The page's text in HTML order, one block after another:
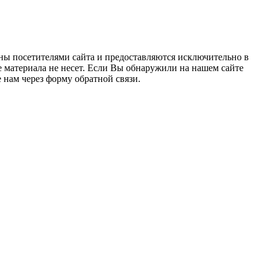
сайта и предоставляются исключительно в
материала не несет. Если Вы обнаружили на нашем сайте
через форму обратной связи.